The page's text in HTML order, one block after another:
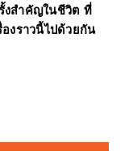
งสำคัญในชีวิต ที่
องราวนี้ไปด้วยกัน